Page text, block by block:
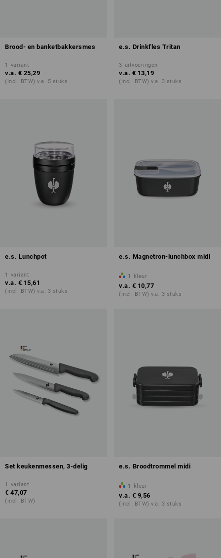
Brood- en banketbakkersmes
1 variant
v.a. € 25,29
(incl. BTW) v.a. 5 stuks
e.s. Drinkfles Tritan
3 uitvoeringen
v.a. € 13,19
(incl. BTW) v.a. 3 stuks
e.s. Lunchpot
1 variant
v.a. € 15,61
(incl. BTW) v.a. 3 stuks
e.s. Magnetron-lunchbox midi
1 kleur
v.a. € 10,77
(incl. BTW) v.a. 3 stuks
Set keukenmessen, 3-delig
1 variant
€ 47,07
(incl. BTW)
e.s. Broodtrommel midi
1 kleur
v.a. € 9,56
(incl. BTW) v.a. 3 stuks